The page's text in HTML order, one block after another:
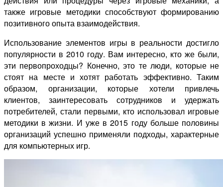
также игровые методики способствуют формированию
позитивного опыта взаимодействия.
Использование элементов игры в реальности достигло
популярности в 2010 году. Вам интересно, кто же были,
эти первопроходцы? Конечно, это те люди, которые не
стоят на месте и хотят работать эффективно. Таким
образом, организации, которые хотели привлечь
клиентов, заинтересовать сотрудников и удержать
потребителей, стали первыми, кто использовал игровые
методики в жизни. И уже в 2015 году больше половины
организаций успешно применяли подходы, характерные
для компьютерных игр.